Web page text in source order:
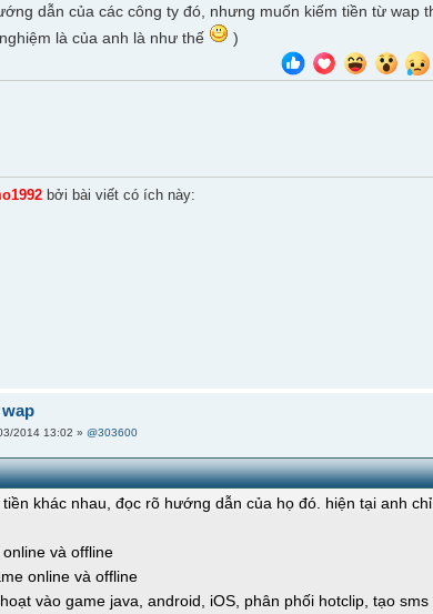
dẫn của các công ty đó, nhưng muốn kiếm tiền từ wap
là của anh là như thế
)
bởi bài viết có ích này:
2014 13:02 »@303600
khác nhau, đọc rõ hướng dẫn của họ đó. hiện tại anh
và offline
online và offline
vào game java, android, iOS, phân phối hotclip, tạo sms